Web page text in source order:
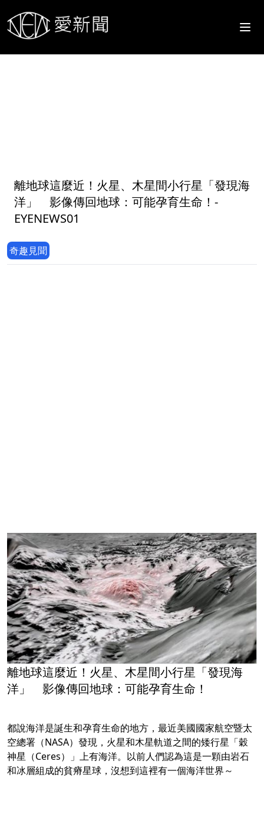
離地球這麼近！火星、木星間小行星「發現海
洋」 影像傳回地球：可能孕育生命！-
EYENEWS01
奇趣見聞
離地球這麼近！火星、木星間小行星「發現海
洋」 影像傳回地球：可能孕育生命！
都說海洋是誕生和孕育生命的地方，最近美國國家航空暨太
空總署（NASA）發現，火星和木星軌道之間的矮行星「穀
神星（Ceres）」上有海洋。以前人們認為這是一顆由岩石
和冰層組成的貧瘠星球，沒想到這裡有一個海洋世界～